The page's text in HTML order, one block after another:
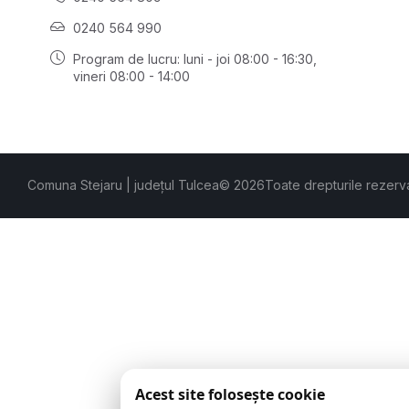
0240 564 990
Program de lucru: luni - joi 08:00 - 16:30,
vineri 08:00 - 14:00
Comuna Stejaru | județul Tulcea© 2026Toate drepturile
Acest site folosește cookie